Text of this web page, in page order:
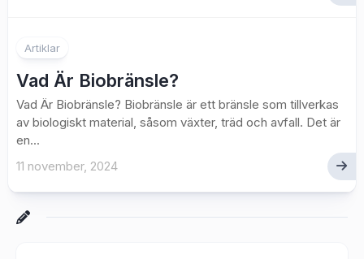
Artiklar
Vad Är Biobränsle?
Vad Är Biobränsle? Biobränsle är ett bränsle som tillverkas
av biologiskt material, såsom växter, träd och avfall. Det är
en...
11 november, 2024